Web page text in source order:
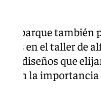
al parque
en el taller de
los diseños que
la